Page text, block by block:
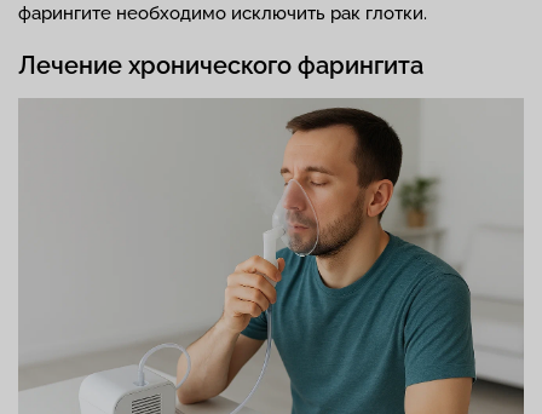
фарингите необходимо исключить рак глотки.
Лечение хронического фарингита